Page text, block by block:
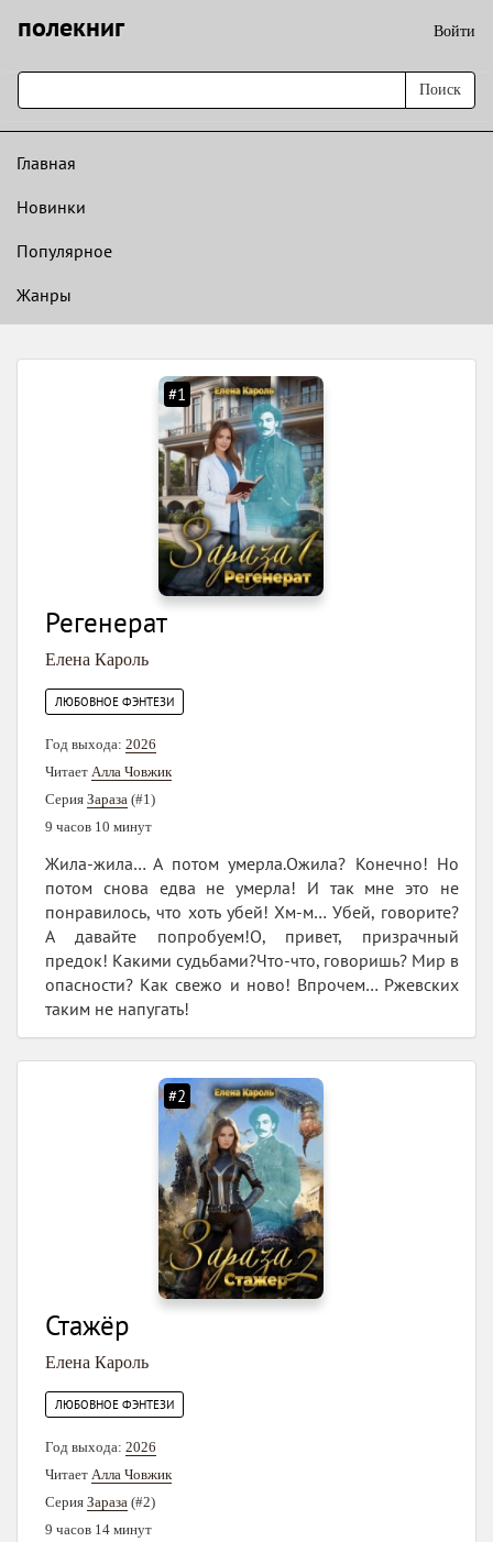
полекниг Войти
Поиск
Главная
Новинки
Популярное
Жанры
#1
Регенерат
Елена Кароль
ЛЮБОВНОЕ ФЭНТЕЗИ
Год выхода: 2026
Читает Алла Човжик
Серия Зараза (#1)
9 часов 10 минут
Жила-жила… А потом умерла.Ожила? Конечно! Но
потом снова едва не умерла! И так мне это не
понравилось, что хоть убей! Хм-м… Убей, говорите?
А давайте попробуем!О, привет, призрачный
предок! Какими судьбами?Что-что, говоришь? Мир в
опасности? Как свежо и ново! Впрочем… Ржевских
таким не напугать!
#2
Стажёр
Елена Кароль
ЛЮБОВНОЕ ФЭНТЕЗИ
Год выхода: 2026
Читает Алла Човжик
Серия Зараза (#2)
9 часов 14 минут